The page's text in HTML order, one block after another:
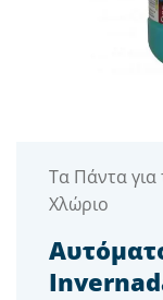
Τα Πάντα για
Χλώριο